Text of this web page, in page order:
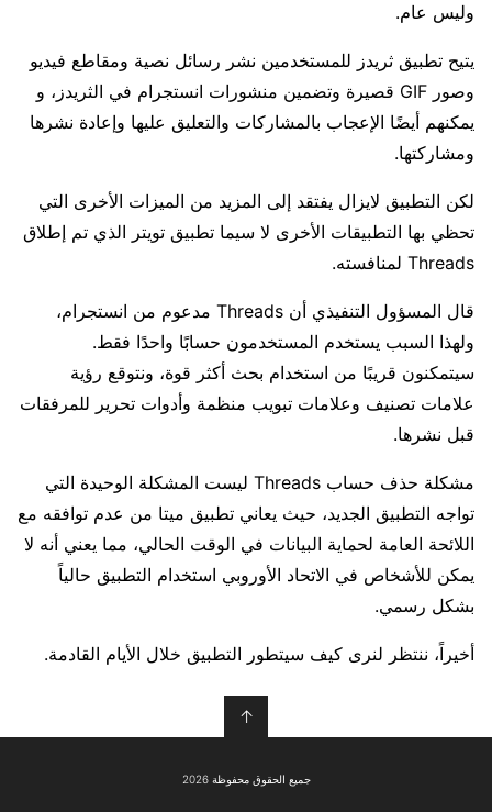
وليس عام.
يتيح تطبيق ثريدز للمستخدمين نشر رسائل نصية ومقاطع فيديو
وصور GIF قصيرة وتضمين منشورات انستجرام في الثريدز، و
يمكنهم أيضًا الإعجاب بالمشاركات والتعليق عليها وإعادة نشرها
ومشاركتها.
لكن التطبيق لايزال يفتقد إلى المزيد من الميزات الأخرى التي
تحظي بها التطبيقات الأخرى لا سيما تطبيق تويتر الذي تم إطلاق
Threads لمنافسته.
قال المسؤول التنفيذي أن Threads مدعوم من انستجرام،
ولهذا السبب يستخدم المستخدمون حسابًا واحدًا فقط.
سيتمكنون قريبًا من استخدام بحث أكثر قوة، ونتوقع رؤية
علامات تصنيف وعلامات تبويب منظمة وأدوات تحرير للمرفقات
قبل نشرها.
مشكلة حذف حساب Threads ليست المشكلة الوحيدة التي
تواجه التطبيق الجديد، حيث يعاني تطبيق ميتا من عدم توافقه مع
اللائحة العامة لحماية البيانات في الوقت الحالي، مما يعني أنه لا
يمكن للأشخاص في الاتحاد الأوروبي استخدام التطبيق حالياً
بشكل رسمي.
أخيراً، ننتظر لنرى كيف سيتطور التطبيق خلال الأيام القادمة.
↑
جميع الحقوق محفوظة 2026